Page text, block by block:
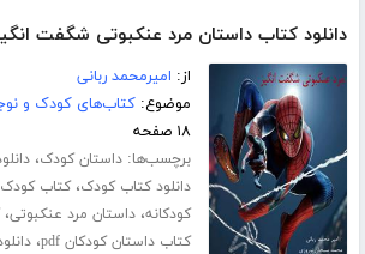
دانلود کتاب داستان مرد عنکبوتی شگفت
از: امیرمحمد ربانی
موضوع:کتاب‌های کودک و
۱۸ صفحه
برچسب‌ها:داستان کودک،
دانلود کتاب کودک،کتاب کودک
کودکانه،داستان مرد عنکبوتی،
کتاب داستان کودکان pdf ،